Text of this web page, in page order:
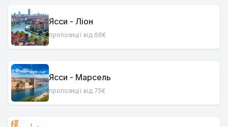
Ясси - Ліон
пропозиції від 66€
Ясси - Марсель
пропозиції від 75€